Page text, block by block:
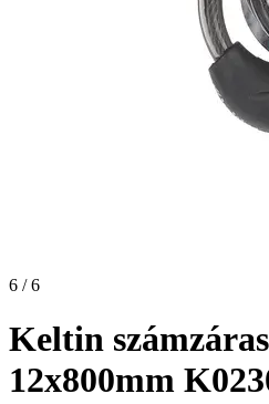
6 / 6
Keltin
12x800mm